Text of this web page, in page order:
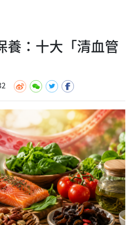
養：十大「清血管